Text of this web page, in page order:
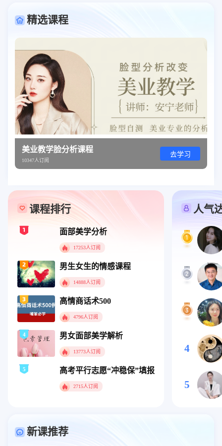
精选课程
美业教学脸分析课程
10347人订阅
去学习
课程排行
面部美学分析
17253人订阅
男生女生的情感课程
14888人订阅
高情商话术500
4796人订阅
4 男女面部美学解析
13773人订阅
5 高考平行志愿“冲稳保”填报指南
2715人订阅
人气
4
5
新课推荐